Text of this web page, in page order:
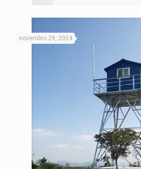
novembro 29, 2024